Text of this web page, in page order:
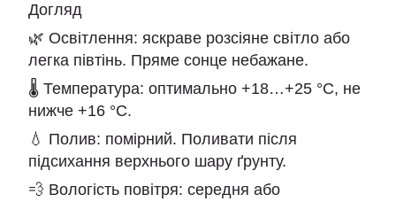
Догляд
🌿 Освітлення: яскраве розсіяне світло або
легка півтінь. Пряме сонце небажане.
🌡 Температура: оптимально +18…+25 °C, не
нижче +16 °C.
💧 Полив: помірний. Поливати після
підсихання верхнього шару ґрунту.
💨 Вологість повітря: середня або